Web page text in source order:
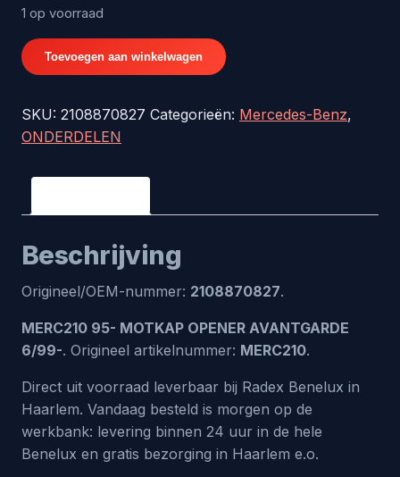
1 op voorraad
MERC210
95-
OPENER
AVANTGARDE
2108870827
Toevoegen aan winkelwagen
SKU: 2108870827 Categorieën: Mercedes-Benz,
ONDERDELEN
Beschrijving
Origineel/OEM-nummer: 2108870827.
MERC210 95- MOTKAP OPENER AVANTGARDE
6/99-. Origineel artikelnummer: MERC210.
Direct uit voorraad leverbaar bij Radex Benelux in
Haarlem. Vandaag besteld is morgen op de
werkbank: levering binnen 24 uur in de hele
Benelux en gratis bezorging in Haarlem e.o.